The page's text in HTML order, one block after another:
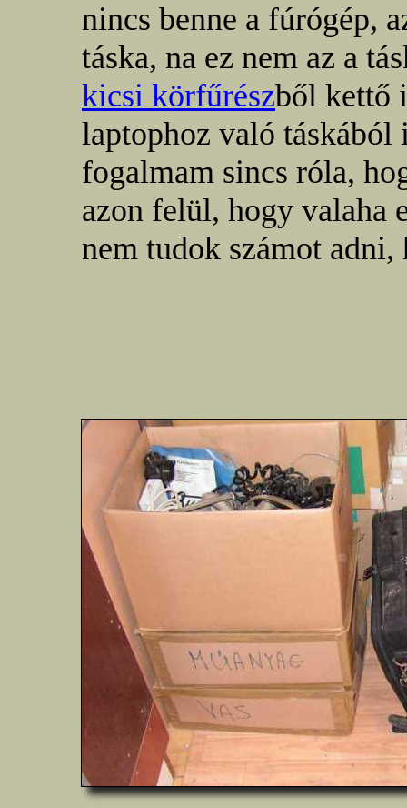
nincs benne a fúrógép,
táska, na ez nem az a
kicsi körfűrészből kettő
laptophoz való
fogalmam sincs róla,
azon felül, hogy valaha
nem tudok számot